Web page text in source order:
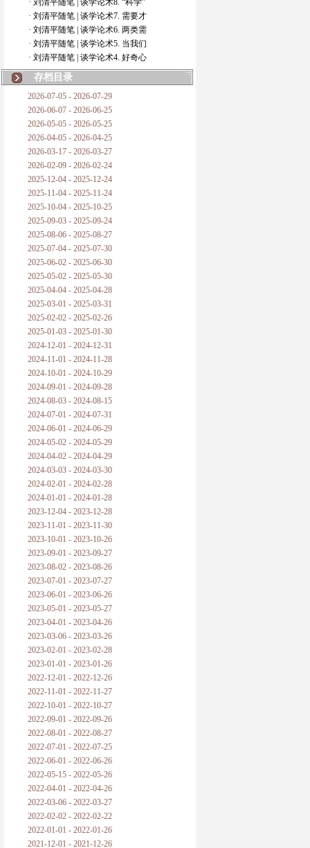
· 刘清平随笔 | 谈学论术8. “科学”
· 刘清平随笔 | 谈学论术7. 需要才
· 刘清平随笔 | 谈学论术6. 两类需
· 刘清平随笔 | 谈学论术5. 当我们
· 刘清平随笔 | 谈学论术4. 好奇心
存档目录
2026-07-05 - 2026-07-29
2026-06-07 - 2026-06-25
2026-05-05 - 2026-05-25
2026-04-05 - 2026-04-25
2026-03-17 - 2026-03-27
2026-02-09 - 2026-02-24
2025-12-04 - 2025-12-24
2025-11-04 - 2025-11-24
2025-10-04 - 2025-10-25
2025-09-03 - 2025-09-24
2025-08-06 - 2025-08-27
2025-07-04 - 2025-07-30
2025-06-02 - 2025-06-30
2025-05-02 - 2025-05-30
2025-04-04 - 2025-04-28
2025-03-01 - 2025-03-31
2025-02-02 - 2025-02-26
2025-01-03 - 2025-01-30
2024-12-01 - 2024-12-31
2024-11-01 - 2024-11-28
2024-10-01 - 2024-10-29
2024-09-01 - 2024-09-28
2024-08-03 - 2024-08-15
2024-07-01 - 2024-07-31
2024-06-01 - 2024-06-29
2024-05-02 - 2024-05-29
2024-04-02 - 2024-04-29
2024-03-03 - 2024-03-30
2024-02-01 - 2024-02-28
2024-01-01 - 2024-01-28
2023-12-04 - 2023-12-28
2023-11-01 - 2023-11-30
2023-10-01 - 2023-10-26
2023-09-01 - 2023-09-27
2023-08-02 - 2023-08-26
2023-07-01 - 2023-07-27
2023-06-01 - 2023-06-26
2023-05-01 - 2023-05-27
2023-04-01 - 2023-04-26
2023-03-06 - 2023-03-26
2023-02-01 - 2023-02-28
2023-01-01 - 2023-01-26
2022-12-01 - 2022-12-26
2022-11-01 - 2022-11-27
2022-10-01 - 2022-10-27
2022-09-01 - 2022-09-26
2022-08-01 - 2022-08-27
2022-07-01 - 2022-07-25
2022-06-01 - 2022-06-26
2022-05-15 - 2022-05-26
2022-04-01 - 2022-04-26
2022-03-06 - 2022-03-27
2022-02-02 - 2022-02-22
2022-01-01 - 2022-01-26
2021-12-01 - 2021-12-26